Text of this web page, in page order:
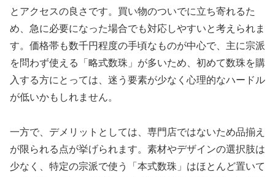
とアクセスの良さです。買い物のついでに立ち寄れるた
め、急に必要になった場合でも対応しやすいと考えられま
す。価格帯も数千円程度の手頃なものが中心で、主に宗派
を問わず使える「略式数珠」が多いため、初めて数珠を購
入する方にとっては、迷う要素が少なく心理的なハードル
が低いかもしれません。
一方で、デメリットとしては、専門店ではないため品揃え
が限られる点が挙げられます。素材やデザインの選択肢は
少なく、特定の宗派で使う「本式数珠」はほとんど置いて